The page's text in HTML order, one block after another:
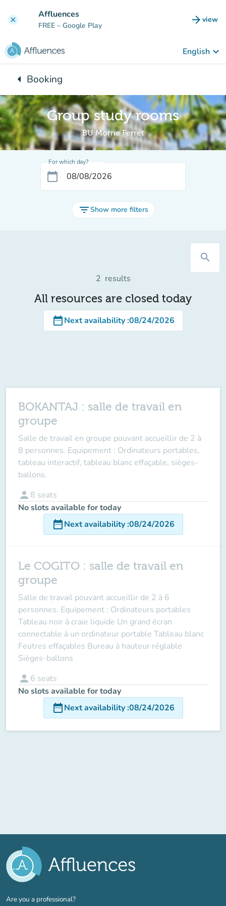
clear Affluences
FREE – Google Play arrow_forward view
(new
English keyboard_arrow_down
arrow_leftBack to:
Booking
Group study rooms
BU Morne Ferret
For which day?
calendar_today
filter_listShow more filters
search
2 results
All resources are closed today
date_rangeNext availability:08/24/2026
BOKANTAJ : salle de travail en
groupe
Salle de travail en groupe pouvant accueillir de 2 à
8 personnes. Equipement : Ordinateurs portables,
tableau interactif, tableau blanc effaçable, sièges-
ballons.
person 8 seats
No slots available for today
date_rangeNext availability:08/24/2026
Le COGITO : salle de travail en
groupe
Salle de travail pouvant accueillir de 2 à 6
personnes. Equipement : Ordinateurs portables
Tableau noir à craie liquide Un grand écran
connectable à un ordinateur portable Tableau blanc
Feutres effaçables Bureau à hauteur réglable
Sièges-ballons
person 6 seats
No slots available for today
date_rangeNext availability:08/24/2026
Are you a professional?(new tab)